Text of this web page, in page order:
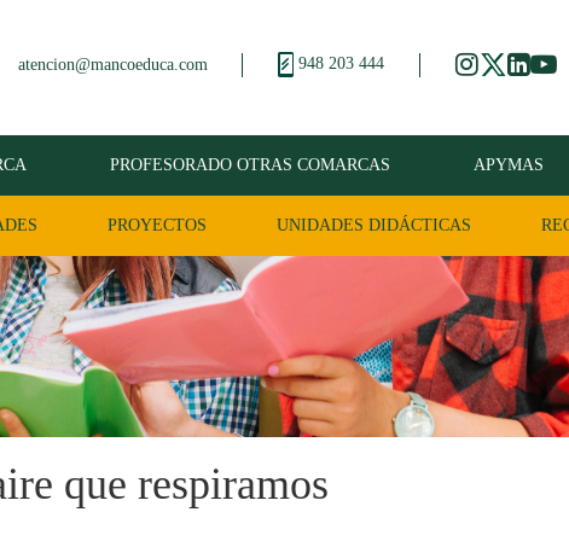
atencion@mancoeduca.com 948 203 444
PROFESORADO OTRAS COMARCAS APYMAS
PROYECTOS UNIDADES DIDÁCTICAS
que respiramos